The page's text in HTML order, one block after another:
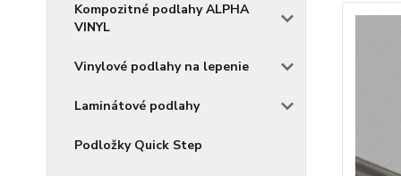
Kompozitné podlahy ALPHA
VINYL
Vinylové podlahy na lepenie
Laminátové podlahy
Podložky Quick Step